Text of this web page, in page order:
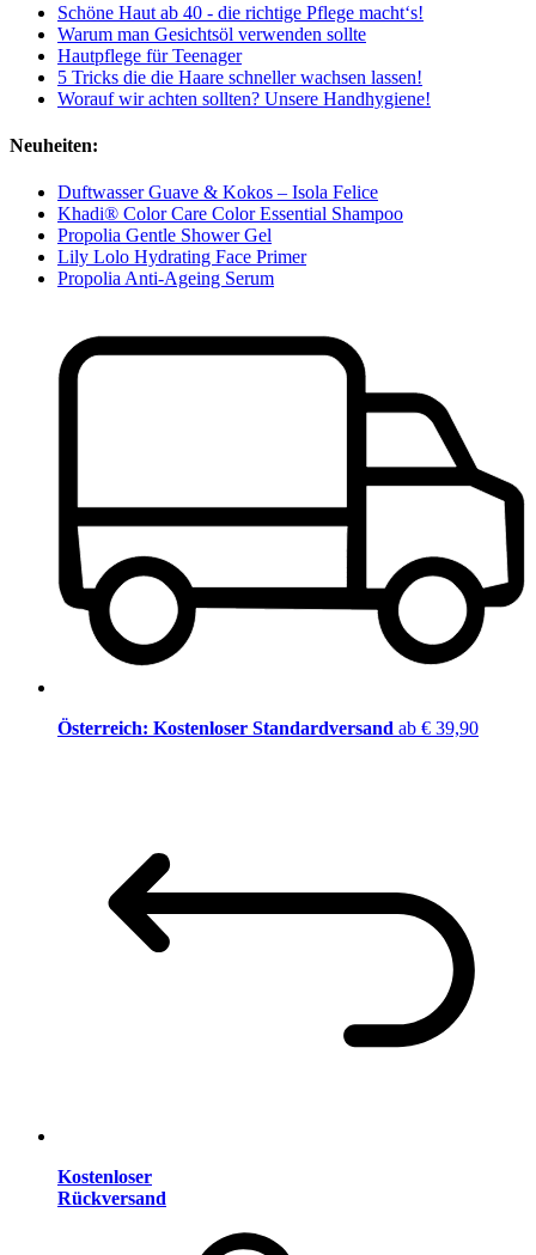
Schöne Haut ab 40 - die richtige Pflege macht‘s!
Warum man Gesichtsöl verwenden sollte
Hautpflege für Teenager
5 Tricks die die Haare schneller wachsen lassen!
Worauf wir achten sollten? Unsere Handhygiene!
Neuheiten:
Duftwasser Guave & Kokos – Isola Felice
Khadi® Color Care Color Essential Shampoo
Propolia Gentle Shower Gel
Lily Lolo Hydrating Face Primer
Propolia Anti-Ageing Serum
Österreich: Kostenloser Standardversand ab € 39,90
Kostenloser
Rückversand